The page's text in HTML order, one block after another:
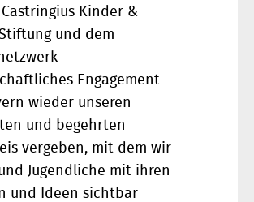
Kinder &
und dem
Engagement
wieder unseren
und begehrten
vergeben, mit dem wir
Jugendliche mit ihren
und Ideen sichtbar